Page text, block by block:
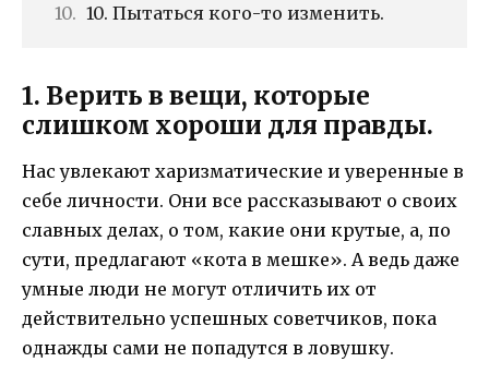
10. Пытаться кого-то изменить.
1. Верить в вещи, которые
слишком хороши для правды.
Нас увлекают харизматические и уверенные в
себе личности. Они все рассказывают о своих
славных делах, о том, какие они крутые, а, по
сути, предлагают «кота в мешке». А ведь даже
умные люди не могут отличить их от
действительно успешных советчиков, пока
однажды сами не попадутся в ловушку.